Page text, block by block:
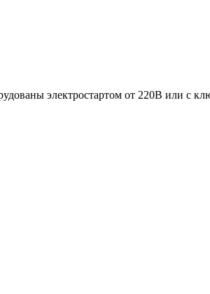
электростартом от 220В или с